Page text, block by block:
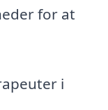
for at
i